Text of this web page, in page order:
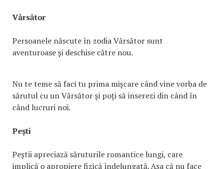
Vărsător
Persoanele născute în zodia Vărsător sunt
aventuroase și deschise către nou.
Nu te teme să faci tu prima mișcare când vine vorba de
sărutul cu un Vărsător și poți să inserezi din când în
când lucruri noi.
Pești
Peștii apreciază săruturile romantice lungi, care
implică o apropiere fizică îndelungată. Așa că nu face